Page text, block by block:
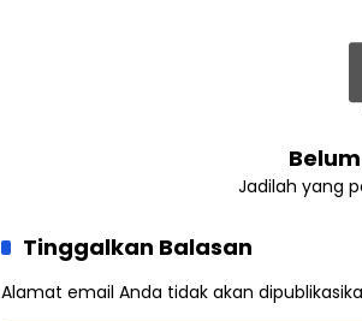
Jadilah yang
Tinggalkan Balasan
Alamat email Anda tidak akan